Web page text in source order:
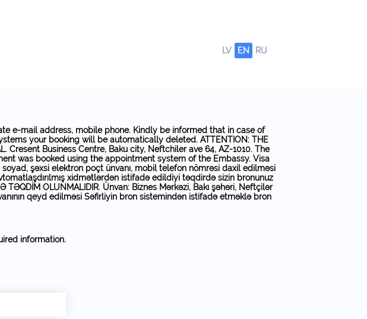
LV EN RU
e-mail address, mobile phone. Kindly be informed that in case of
your booking will be automatically deleted. ATTENTION: THE
Cresent Business Centre, Baku city, Neftchiler ave 64, AZ-1010. The
was booked using the appointment system of the Embassy. Visa
şəxsi elektron poçt ünvanı, mobil telefon nömrəsi daxil edilməsi
xidmətlərdən istifadə edildiyi təqdirdə sizin bronunuz
OLUNMALIDIR. Ünvan: Biznes Mərkəzi, Bakı şəhəri, Neftçilər
qeyd edilməsi Səfirliyin bron sistemindən istifadə etməklə bron
information.